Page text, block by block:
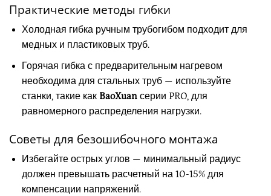
Практические методы гибки
Холодная гибка ручным трубогибом подходит для
медных и пластиковых труб.
Горячая гибка с предварительным нагревом
необходима для стальных труб — используйте
станки, такие как BaoXuanсерии PRO, для
равномерного распределения нагрузки.
Советы для безошибочного монтажа
Избегайте острых углов — минимальный радиус
должен превышать расчетный на 10-15% для
компенсации напряжений.